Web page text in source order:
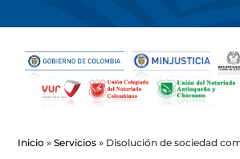
Inicio »Servicios » Disolución de sociedad